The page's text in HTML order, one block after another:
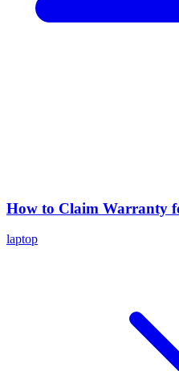
How to Claim Warranty
laptop